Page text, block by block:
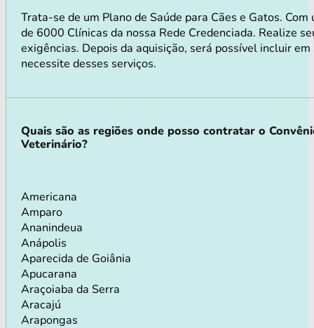
Trata-se de um Plano de Saúde para Cães e Gatos.
de 6000 Clínicas da nossa Rede Credenciada. Realize
exigências. Depois da aquisição, será possível incluir
necessite desses serviços.
Quais são as regiões onde posso contratar o
Veterinário?
Americana
Amparo
Ananindeua
Anápolis
Aparecida de Goiânia
Apucarana
Araçoiaba da Serra
Aracajú
Arapongas